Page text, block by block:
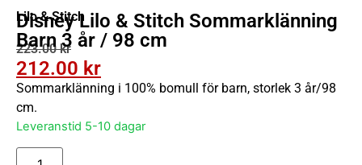
Lilo & Stitch
Disney Lilo & Stitch Sommarklänning
Barn 3 år / 98 cm
223.00kr
212.00 kr
Sommarklänning i 100% bomull för barn, storlek 3 år/98
cm.
Leveranstid 5-10 dagar